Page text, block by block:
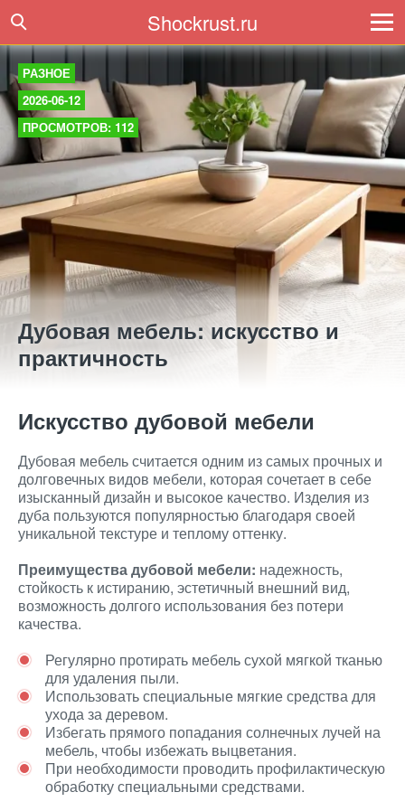
Shockrust.ru
РАЗНОЕ
2026-06-12
ПРОСМОТРОВ: 112
Дубовая мебель: искусство и
практичность
Искусство дубовой мебели
Дубовая мебель считается одним из самых прочных и
долговечных видов мебели, которая сочетает в себе
изысканный дизайн и высокое качество. Изделия из
дуба пользуются популярностью благодаря своей
уникальной текстуре и теплому оттенку.
Преимущества дубовой мебели: надежность,
стойкость к истиранию, эстетичный внешний вид,
возможность долгого использования без потери
качества.
Регулярно протирать мебель сухой мягкой тканью
для удаления пыли.
Использовать специальные мягкие средства для
ухода за деревом.
Избегать прямого попадания солнечных лучей на
мебель, чтобы избежать выцветания.
При необходимости проводить профилактическую
обработку специальными средствами.